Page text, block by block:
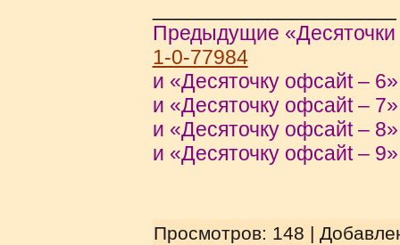
Предыдущие
1-0-77984
и «Десяточку офсайt – 6»
и «Десяточку офсайt – 7»
и «Десяточку офсайt – 8»
и «Десяточку офсайt – 9»
Просмотров: 148 |